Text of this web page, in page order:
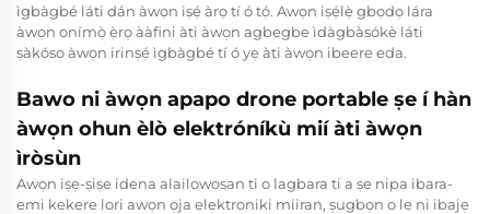
ìgbàgbé láti dán àwọn iṣẹ́ àrọ tí ó tọ́. Awọn iṣẹ́lẹ̀ gbọdọ lára
àwọn onímọ̀ ẹ̀rọ ààfini àti àwọn agbegbe ìdàgbàsókè láti
ṣàkóso àwọn irinṣẹ́ ìgbàgbé tí ó yẹ àti àwọn ibeere eda.
Bawo ni àwọn apapo drone portable ṣe í hàn
àwọn ohun èlò elektróníkù mií àti àwọn
ìròsùn
Awọn iṣẹ-ṣiṣe idena alailowosan ti o lagbara ti a ṣe nipa ibara-
emi kekere lori awọn ọja elektroniki miiran, ṣugbọn o le ni ibajẹ